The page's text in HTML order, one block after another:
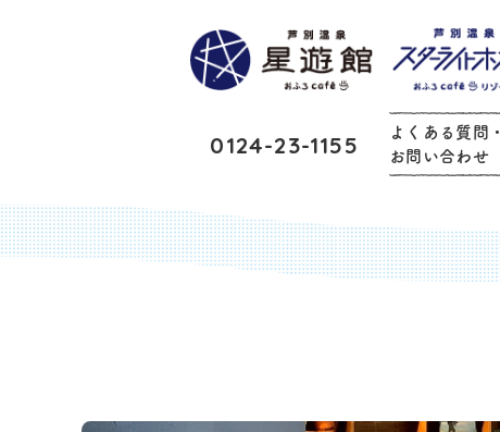
0124-23-1155
よくある質問・
お問い合わせ